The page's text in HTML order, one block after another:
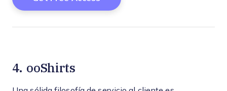
4. ooShirts